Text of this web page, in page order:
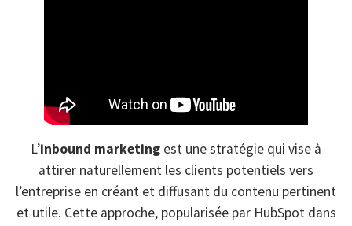
L’inbound marketing est une stratégie qui vise à
attirer naturellement les clients potentiels vers
l’entreprise en créant et diffusant du contenu pertinent
et utile. Cette approche, popularisée par HubSpot dans